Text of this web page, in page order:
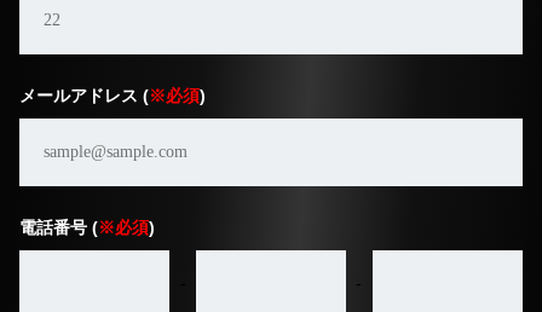
メールアドレス (※必須)
電話番号 (※必須)
-